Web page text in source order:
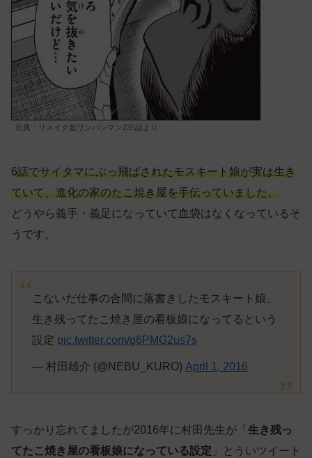
出典：リメイク版ワンパンマン235話より
6話でサイタマにぶっ飛ばされたモスキート娘が実は生き
ていて、進化の家のたこ焼き屋を手伝っていました。
どうやら義手・義足になっていて血袋はなくなっているそ
うです。
こないだ仕事の合間に落書きしたモスキート娘。
生き残ってたこ焼き屋の看板娘になってるという
設定 pic.twitter.com/g6PMG2us7s
— 村田雄介 (@NEBU_KURO) April 1, 2016
すっかり忘れてましたが2016年に村田先生が「 生き残っ
てたこ焼き屋の看板娘になっている設定 」とういツイート